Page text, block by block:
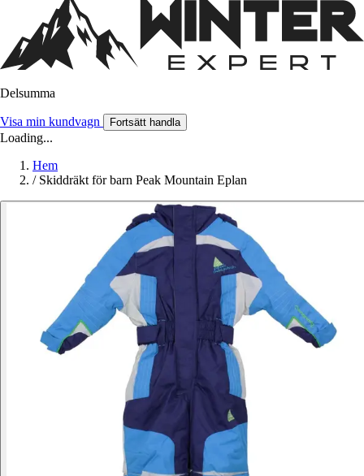
Delsumma
Visa min kundvagn Fortsätt handla
Loading...
Hem
/ Skiddräkt för barn Peak Mountain Eplan